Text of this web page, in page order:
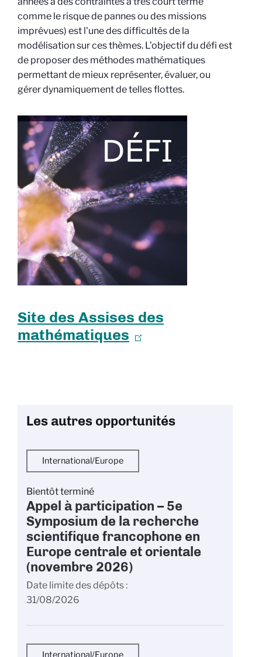
comme le risque de pannes ou des missions
imprévues) est l'une des difficultés de la
modélisation sur ces thèmes. L’objectif du défi est
de proposer des méthodes mathématiques
permettant de mieux représenter, évaluer, ou
gérer dynamiquement de telles flottes.
Site des Assises des
mathématiques
Les autres opportunités
International/Europe
Bientôt terminé
Appel à participation – 5e
Symposium de la recherche
scientifique francophone en
Europe centrale et orientale
(novembre 2026)
Date limite des dépôts
31/08/2026